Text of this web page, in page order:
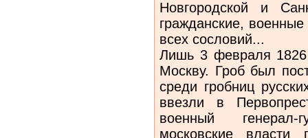
Новгородской и
гражданские,
всех сословий...
Лишь 3 февраля 1826
Москву. Гроб был
среди гробниц
ввезли в
военный генерал-
московские власти